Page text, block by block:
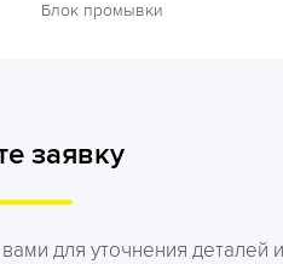
Блок промывки
заявку
для уточнения деталей и